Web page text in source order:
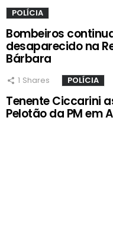
POLÍCIA
Bombeiros
desaparecido na
Bárbara
1 Shares POLÍCIA
Tenente Ciccarini
Pelotão da PM em